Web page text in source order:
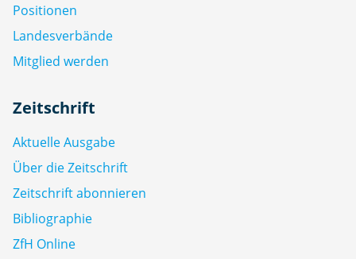
Positionen
Landesverbände
Mitglied werden
Zeitschrift
Aktuelle Ausgabe
Über die Zeitschrift
Zeitschrift abonnieren
Bibliographie
ZfH Online